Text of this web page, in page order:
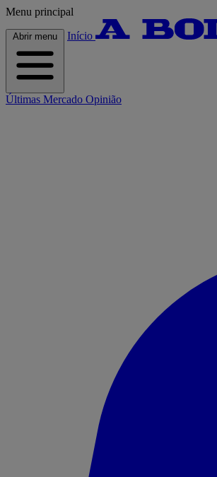
Menu principal
Abrir menu Início
Últimas Mercado Opinião